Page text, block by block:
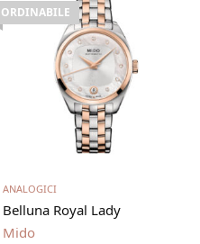
ORDINABILE
ANALOGICI
Belluna Royal Lady
Mido